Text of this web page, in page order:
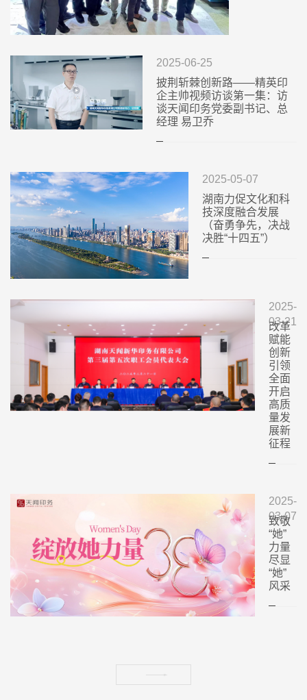
2025-06-25
披荆斩棘创新路——精英印
企主帅视频访谈第一集：访
谈天闻印务党委副书记、总
经理 易卫乔
2025-05-07
湖南力促文化和科
技深度融合发展
（奋勇争先，决战
决胜“十四五”）
2025-
03-21
改革
赋能
创新
引领
全面
开启
高质
量发
展新
征程
2025-
03-07
致敬
“她”
力量
尽显
“她”
风采